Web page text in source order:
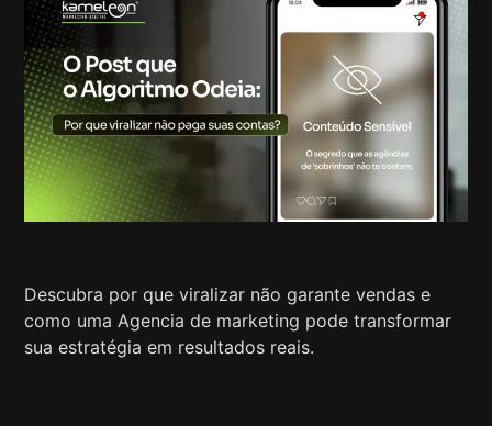
Descubra por que viralizar não garante vendas e
como uma Agencia de marketing pode transformar
sua estratégia em resultados reais.